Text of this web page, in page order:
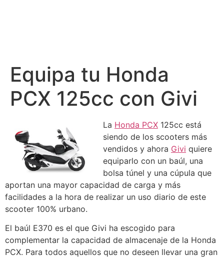
Equipa tu Honda
PCX 125cc con Givi
La Honda PCX 125cc está
siendo de los scooters más
vendidos y ahora Givi quiere
equiparlo con un baúl, una
bolsa túnel y una cúpula que
aportan una mayor capacidad de carga y más
facilidades a la hora de realizar un uso diario de este
scooter 100% urbano.
El baúl E370 es el que Givi ha escogido para
complementar la capacidad de almacenaje de la Honda
PCX. Para todos aquellos que no deseen llevar una gran